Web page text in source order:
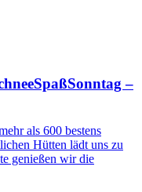
–
als 600 bestens
Hütten lädt uns zu
genießen wir die